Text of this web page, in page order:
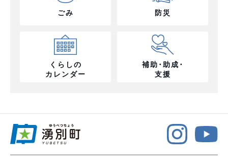
ごみ 防災
くらしの
カレンダー
補助･助成･
支援